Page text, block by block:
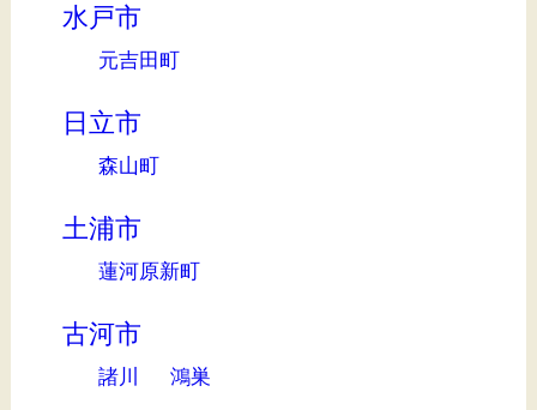
水戸市
元吉田町
日立市
森山町
土浦市
蓮河原新町
古河市
諸川 鴻巣